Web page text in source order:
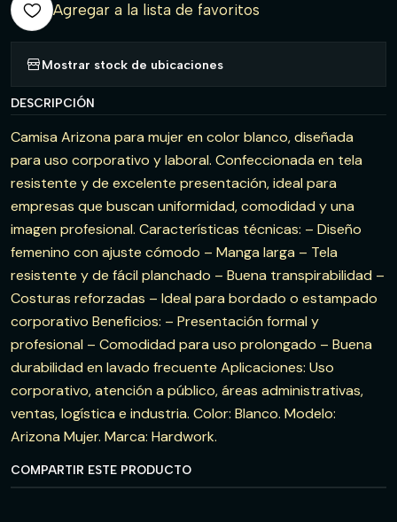
Agregar a la lista de favoritos
Mostrar stock de ubicaciones
DESCRIPCIÓN
Camisa Arizona para mujer en color blanco, diseñada
para uso corporativo y laboral. Confeccionada en tela
resistente y de excelente presentación, ideal para
empresas que buscan uniformidad, comodidad y una
imagen profesional. Características técnicas: – Diseño
femenino con ajuste cómodo – Manga larga – Tela
resistente y de fácil planchado – Buena transpirabilidad –
Costuras reforzadas – Ideal para bordado o estampado
corporativo Beneficios: – Presentación formal y
profesional – Comodidad para uso prolongado – Buena
durabilidad en lavado frecuente Aplicaciones: Uso
corporativo, atención a público, áreas administrativas,
ventas, logística e industria. Color: Blanco. Modelo:
Arizona Mujer. Marca: Hardwork.
COMPARTIR ESTE PRODUCTO